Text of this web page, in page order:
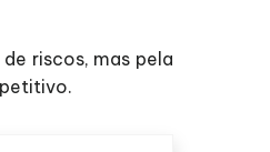
riscos, mas pela